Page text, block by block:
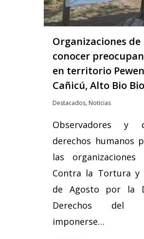
Organizaciones de
conocer
en territorio
Cañicú, Alto Bio Bio
Destacados, Noticias
Observadores y
derechos humanos
las organizaciones
Contra la Tortura y
de Agosto por la
Derechos del
imponerse…